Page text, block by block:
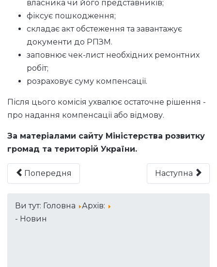
власника чи його представників;
фіксує пошкодження;
складає акт обстеження та завантажує
документи до РПЗМ.
заповнює чек-лист необхідних ремонтних
робіт;
розраховує суму компенсації.
Після цього комісія ухвалює остаточне рішення -
про надання компенсації або відмову.
За матеріалами сайту Міністерства розвитку
громад та територій України.
Попередня Наступна
Ви тут: Головна
Архів:
- Новин